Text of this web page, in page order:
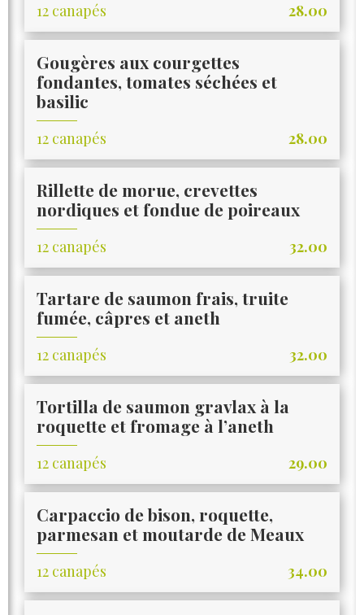
12 canapés 28.00
Gougères aux courgettes
fondantes, tomates séchées et
basilic
12 canapés 28.00
Rillette de morue, crevettes
nordiques et fondue de poireaux
12 canapés 32.00
Tartare de saumon frais, truite
fumée, câpres et aneth
12 canapés 32.00
Tortilla de saumon gravlax à la
roquette et fromage à l’aneth
12 canapés 29.00
Carpaccio de bison, roquette,
parmesan et moutarde de Meaux
12 canapés 34.00